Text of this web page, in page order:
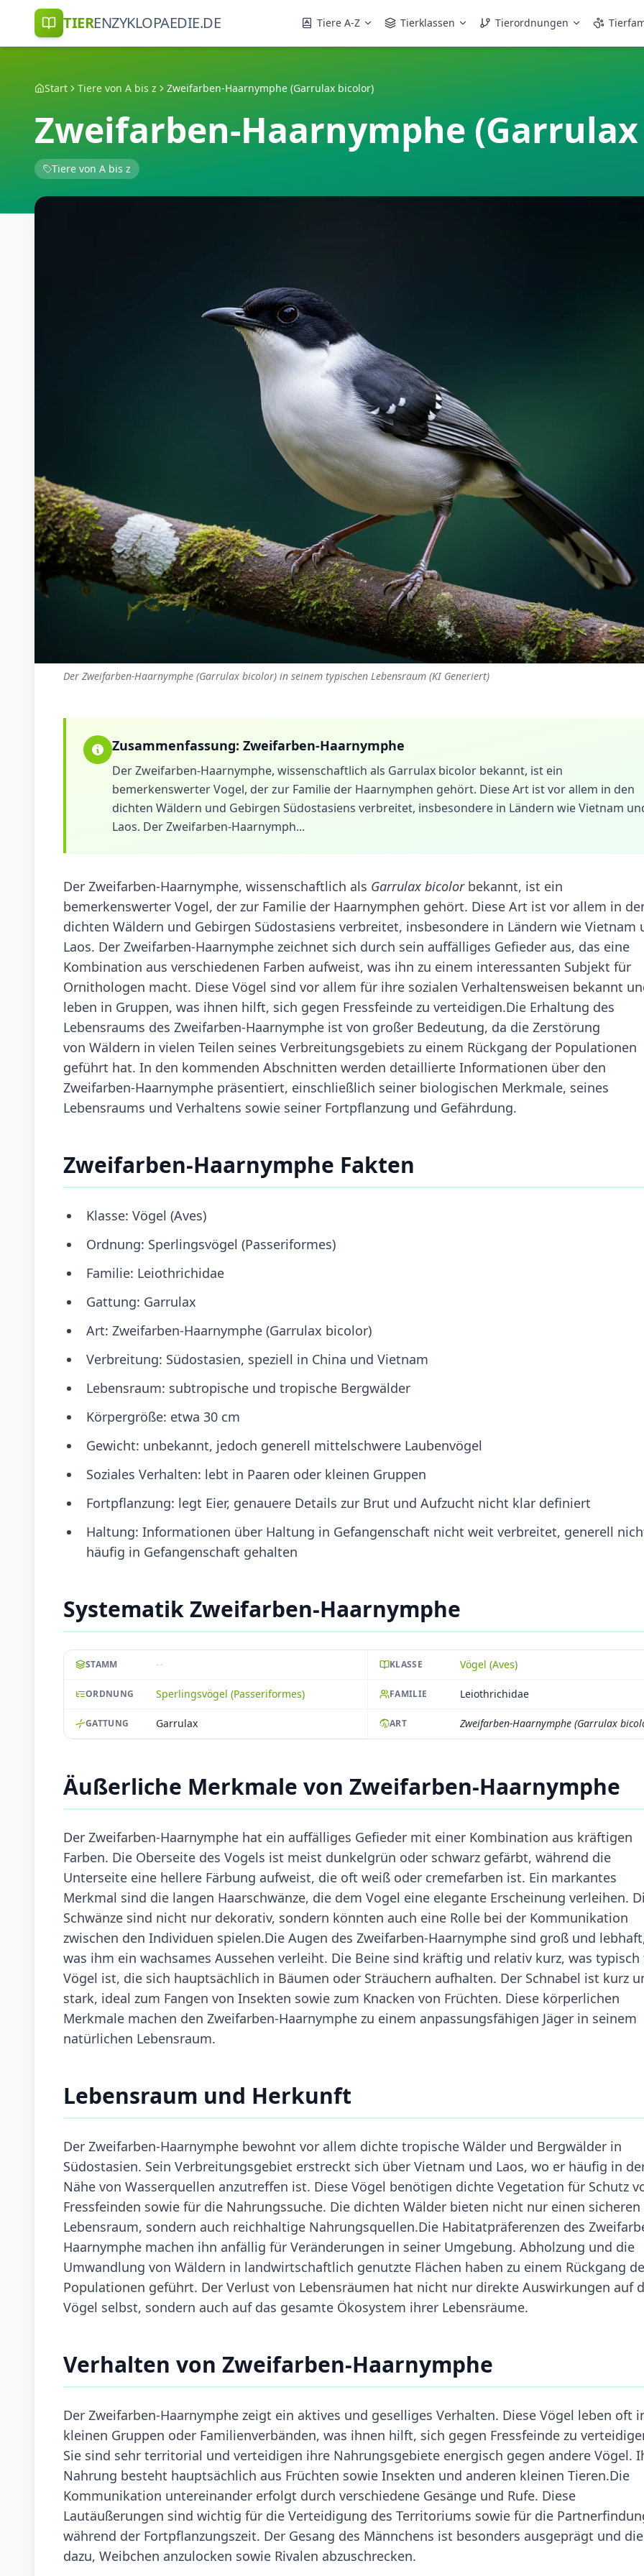
TIERENZYKLOPAEDIE.DE Tiere A-Z Tierklassen Tierordnungen
Start Tiere von A bis z Zweifarben-Haarnymphe (Garrulax bicolor)
Zweifarben-Haarnymphe
Tiere von A bis z
Der Zweifarben-Haarnymphe (Garrulax bicolor) in seinem typischen Lebensraum (KI Generiert)
Zusammenfassung: Zweifarben-Haarnymphe
Der Zweifarben-Haarnymphe, wissenschaftlich als Garrulax bicolor bekannt, ist ein
bemerkenswerter Vogel, der zur Familie der Haarnymphen gehört. Diese Art ist vor allem in den
dichten Wäldern und Gebirgen Südostasiens verbreitet, insbesondere in Ländern wie Vietnam
Laos. Der Zweifarben-Haarnymph...
Der Zweifarben-Haarnymphe, wissenschaftlich als Garrulax bicolorbekannt, ist ein
bemerkenswerter Vogel, der zur Familie der Haarnymphen gehört. Diese Art ist vor allem in
dichten Wäldern und Gebirgen Südostasiens verbreitet, insbesondere in Ländern wie Vietnam
Laos. Der Zweifarben-Haarnymphe zeichnet sich durch sein auffälliges Gefieder aus, das eine
Kombination aus verschiedenen Farben aufweist, was ihn zu einem interessanten Subjekt für
Ornithologen macht. Diese Vögel sind vor allem für ihre sozialen Verhaltensweisen bekannt
leben in Gruppen, was ihnen hilft, sich gegen Fressfeinde zu verteidigen.Die Erhaltung des
Lebensraums des Zweifarben-Haarnymphe ist von großer Bedeutung, da die Zerstörung
von Wäldern in vielen Teilen seines Verbreitungsgebiets zu einem Rückgang der Populationen
geführt hat. In den kommenden Abschnitten werden detaillierte Informationen über den
Zweifarben-Haarnymphe präsentiert, einschließlich seiner biologischen Merkmale, seines
Lebensraums und Verhaltens sowie seiner Fortpflanzung und Gefährdung.
Zweifarben-Haarnymphe Fakten
Klasse: Vögel (Aves)
Ordnung: Sperlingsvögel (Passeriformes)
Familie: Leiothrichidae
Gattung: Garrulax
Art: Zweifarben-Haarnymphe (Garrulax bicolor)
Verbreitung: Südostasien, speziell in China und Vietnam
Lebensraum: subtropische und tropische Bergwälder
Körpergröße: etwa 30 cm
Gewicht: unbekannt, jedoch generell mittelschwere Laubenvögel
Soziales Verhalten: lebt in Paaren oder kleinen Gruppen
Fortpflanzung: legt Eier, genauere Details zur Brut und Aufzucht nicht klar definiert
Haltung: Informationen über Haltung in Gefangenschaft nicht weit verbreitet, generell
häufig in Gefangenschaft gehalten
Systematik Zweifarben-Haarnymphe
STAMM -- KLASSE Vögel (Aves)
ORDNUNG Sperlingsvögel (Passeriformes) FAMILIE Leiothrichidae
GATTUNG Garrulax ART Zweifarben-Haarnymphe (Garrulax
Äußerliche Merkmale von Zweifarben-Haarnymphe
Der Zweifarben-Haarnymphe hat ein auffälliges Gefieder mit einer Kombination aus kräftigen
Farben. Die Oberseite des Vogels ist meist dunkelgrün oder schwarz gefärbt, während die
Unterseite eine hellere Färbung aufweist, die oft weiß oder cremefarben ist. Ein markantes
Merkmal sind die langen Haarschwänze, die dem Vogel eine elegante Erscheinung verleihen.
Schwänze sind nicht nur dekorativ, sondern könnten auch eine Rolle bei der Kommunikation
zwischen den Individuen spielen.Die Augen des Zweifarben-Haarnymphe sind groß und
was ihm ein wachsames Aussehen verleiht. Die Beine sind kräftig und relativ kurz, was typisch
Vögel ist, die sich hauptsächlich in Bäumen oder Sträuchern aufhalten. Der Schnabel ist kurz
stark, ideal zum Fangen von Insekten sowie zum Knacken von Früchten. Diese körperlichen
Merkmale machen den Zweifarben-Haarnymphe zu einem anpassungsfähigen Jäger in seinem
natürlichen Lebensraum.
Lebensraum und Herkunft
Der Zweifarben-Haarnymphe bewohnt vor allem dichte tropische Wälder und Bergwälder in
Südostasien. Sein Verbreitungsgebiet erstreckt sich über Vietnam und Laos, wo er häufig in
Nähe von Wasserquellen anzutreffen ist. Diese Vögel benötigen dichte Vegetation für Schutz
Fressfeinden sowie für die Nahrungssuche. Die dichten Wälder bieten nicht nur einen sicheren
Lebensraum, sondern auch reichhaltige Nahrungsquellen.Die Habitatpräferenzen des
Haarnymphe machen ihn anfällig für Veränderungen in seiner Umgebung. Abholzung und die
Umwandlung von Wäldern in landwirtschaftlich genutzte Flächen haben zu einem Rückgang
Populationen geführt. Der Verlust von Lebensräumen hat nicht nur direkte Auswirkungen auf
Vögel selbst, sondern auch auf das gesamte Ökosystem ihrer Lebensräume.
Verhalten von Zweifarben-Haarnymphe
Der Zweifarben-Haarnymphe zeigt ein aktives und geselliges Verhalten. Diese Vögel leben oft
kleinen Gruppen oder Familienverbänden, was ihnen hilft, sich gegen Fressfeinde zu
Sie sind sehr territorial und verteidigen ihre Nahrungsgebiete energisch gegen andere Vögel.
Nahrung besteht hauptsächlich aus Früchten sowie Insekten und anderen kleinen Tieren.Die
Kommunikation untereinander erfolgt durch verschiedene Gesänge und Rufe. Diese
Lautäußerungen sind wichtig für die Verteidigung des Territoriums sowie für die
während der Fortpflanzungszeit. Der Gesang des Männchens ist besonders ausgeprägt und
dazu, Weibchen anzulocken sowie Rivalen abzuschrecken.